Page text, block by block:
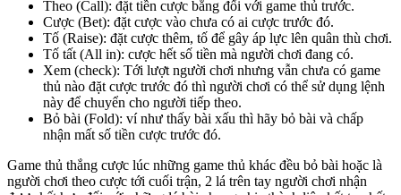
Theo (Call): đặt tiền cược bằng đối với game thủ trước.
Cược (Bet): đặt cược vào chưa có ai cược trước đó.
Tố (Raise): đặt cược thêm, tố để gây áp lực lên quân thù chơi.
Tố tất (All in): cược hết số tiền mà người chơi đang có.
Xem (check): Tới lượt người chơi nhưng vẫn chưa có game
thủ nào đặt cược trước đó thì người chơi có thể sử dụng lệnh
này để chuyển cho người tiếp theo.
Bỏ bài (Fold): ví như thấy bài xấu thì hãy bỏ bài và chấp
nhận mất số tiền cược trước đó.
Game thủ thắng cược lúc những game thủ khác đều bỏ bài hoặc là
người chơi theo cược tới cuối trận, 2 lá trên tay người chơi nhận